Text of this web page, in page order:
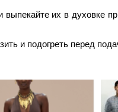
выпекайте их в духовке
и подогреть перед